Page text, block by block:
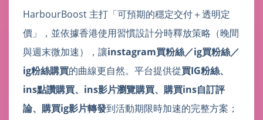
HarbourBoost 主打「可預期的穩定交付＋透明定
價」，並依據香港使用習慣設計分時釋放策略（晚間
與週末微加速），讓instagram買粉絲／ig買粉絲／
ig粉絲購買的曲線更自然。平台提供從買IG粉絲、
ins點讚購買、ins影片瀏覽購買、購買ins自訂評
論、購買ig影片轉發到活動期限時加速的完整方案；